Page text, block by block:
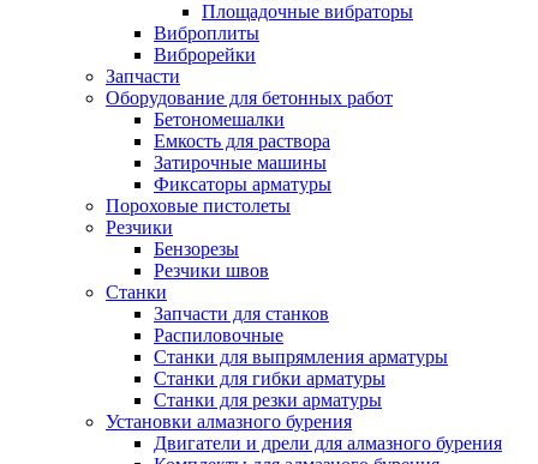
Площадочные вибраторы
Виброплиты
Виброрейки
Запчасти
Оборудование для бетонных работ
Бетономешалки
Емкость для раствора
Затирочные машины
Фиксаторы арматуры
Пороховые пистолеты
Резчики
Бензорезы
Резчики швов
Станки
Запчасти для станков
Распиловочные
Станки для выпрямления арматуры
Станки для гибки арматуры
Станки для резки арматуры
Установки алмазного бурения
Двигатели и дрели для алмазного бурения